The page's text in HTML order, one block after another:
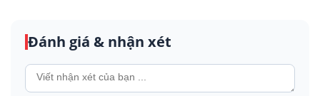
Đánh giá & nhận xét